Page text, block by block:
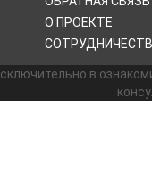
О ПРОЕКТЕ
в